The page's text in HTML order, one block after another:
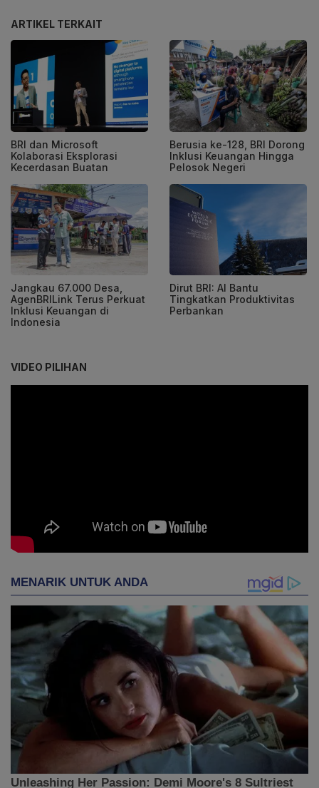
ARTIKEL TERKAIT
BRI dan Microsoft
Kolaborasi Eksplorasi
Kecerdasan Buatan
Berusia ke-128, BRI Dorong
Inklusi Keuangan Hingga
Pelosok Negeri
Jangkau 67.000 Desa,
AgenBRILink Terus Perkuat
Inklusi Keuangan di
Indonesia
Dirut BRI: AI Bantu
Tingkatkan Produktivitas
Perbankan
VIDEO PILIHAN